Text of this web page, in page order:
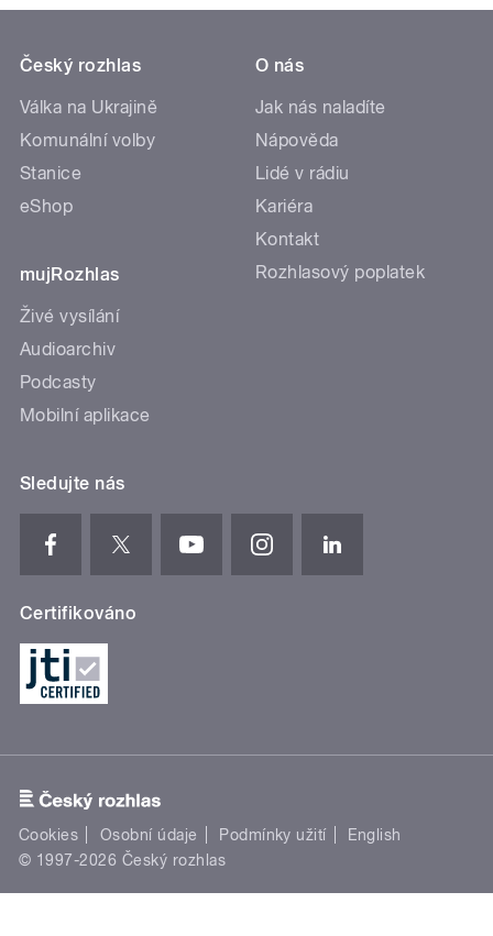
Český rozhlas
Válka na Ukrajině
Komunální volby
Stanice
eShop
mujRozhlas
Živé vysílání
Audioarchiv
Podcasty
Mobilní aplikace
O nás
Jak nás naladíte
Nápověda
Lidé v rádiu
Kariéra
Kontakt
Rozhlasový poplatek
Sledujte nás
Certifikováno
Cookies Osobní údaje Podmínky užití
English
© 1997-2026 Český rozhlas